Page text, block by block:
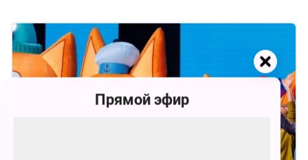
Прямой эфир